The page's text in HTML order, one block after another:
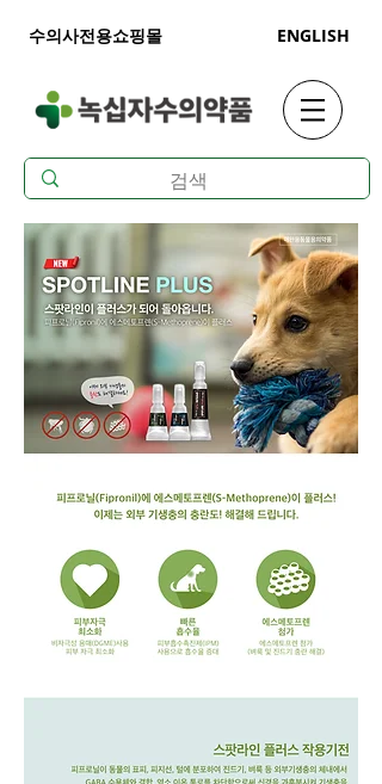
수의사전용쇼핑몰 ENGLISH